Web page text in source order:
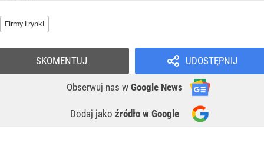
Firmy i rynki
UDOSTĘPNIJ
Obserwuj nas w Google News
Dodaj jako źródło w Google
SKOMENTUJ